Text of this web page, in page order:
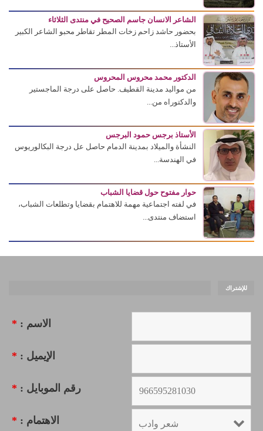
الشاعر الانسان جاسم الصحيح في منتدى الثلاثاء
بحضور حاشد زاحم زخات المطر تقاطر محبو الشاعر الكبير
الأستاذ...
الدكتور محمد محروس المحروس
من مواليد مدينة القطيف. حاصل على درجة الماجستير
والدكتوراه من...
الأستاذ برجس حمود البرجس
النشأة والميلاد بمدينة الدمام حاصل عل درجة البكالوريوس
في الهندسة...
حوار مفتوح حول قضايا الشباب
في لفته اجتماعية مهمة للاهتمام بقضايا وتطلعات الشباب،
استضاف منتدى...
للإشتراك
الاسم : *
الإيميل : *
رقم الموبايل : *
الاهتمام : *